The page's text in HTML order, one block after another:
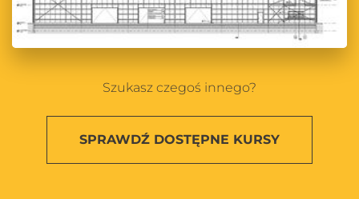
Szukasz czegoś innego?
SPRAWDŹ DOSTĘPNE KURSY